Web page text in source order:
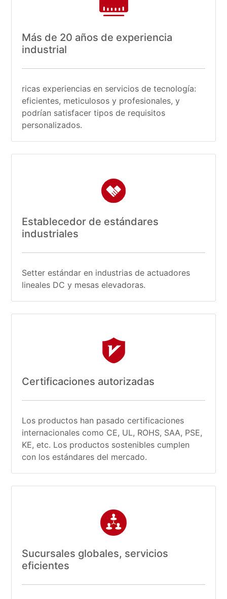
Más de 20 años de experiencia
industrial
ricas experiencias en servicios de tecnología:
eficientes, meticulosos y profesionales, y
podrían satisfacer tipos de requisitos
personalizados.
Establecedor de estándares
industriales
Setter estándar en industrias de actuadores
lineales DC y mesas elevadoras.
Certificaciones autorizadas
Los productos han pasado certificaciones
internacionales como CE, UL, ROHS, SAA, PSE,
KE, etc. Los productos sostenibles cumplen
con los estándares del mercado.
Sucursales globales, servicios
eficientes